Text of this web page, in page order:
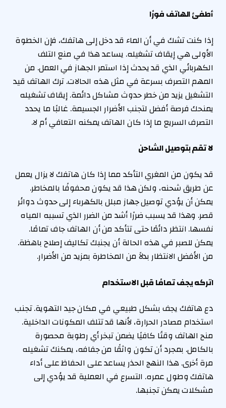
أطفئ الهاتف فورًا
إذا كنت تشك في أن الماء قد دخل إلى هاتفك، فإن الخطوة
الأولى هي إيقاف تشغيله. يساعد هذا في منع التلف
الكهربائي الذي قد يحدث إذا استمر الجهاز في العمل. من
المهم التصرف بسرعة في مثل هذه الحالات. ترك الهاتف قيد
التشغيل يزيد من خطر حدوث مشاكل دائمة. إيقاف تشغيله
يمنحك فرصة أفضل لتجنب الأضرار الجسيمة. غالبًا ما يحدد
التصرف السريع ما إذا كان الهاتف يمكنه التعافي أم لا.
لا تقم بتوصيل الشاحن
قد يكون من المغري التأكد مما إذا كان هاتفك لا يزال يعمل
عن طريق شحنه، ولكن هذا قد يكون محفوفًا بالمخاطر.
يمكن أن يؤدي توصيل جهاز مبلل بالكهرباء إلى حدوث دوائر
قصر. وهذا قد يسبب ضررًا أشد من الضرر الذي تسببه المياه
نفسها. انتظر دائمًا حتى تتأكد من أن الهاتف جاف تمامًا.
يمكن للصبر في هذه الحالة أن يجنبك تكاليف إصلاح باهظة.
من الأفضل الانتظار بدلاً من المخاطرة بمزيد من الأضرار.
اتركه يجف تمامًا قبل الاستخدام
دع هاتفك يجف بشكل طبيعي في مكان جيد التهوية. تجنب
استخدام مصادر الحرارة، لأنها قد تتلف المكونات الداخلية.
منح الهاتف وقتًا كافيًا يضمن تبخر أي رطوبة محصورة
بالكامل. بمجرد أن تكون واثقًا من جفافه، يمكنك تشغيله
مرة أخرى. هذا النهج الحذر يساعد على الحفاظ على أداء
هاتفك وطول عمره. التسرع في العملية قد يؤدي إلى
مشكلات يمكن تجنبها.